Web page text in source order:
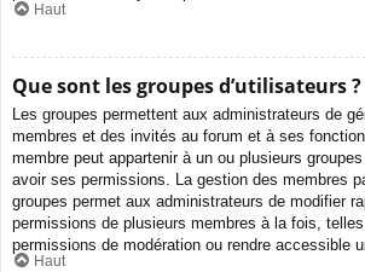
Haut
Que sont les groupes d’utilisateurs ?
Les groupes permettent aux administrateurs de
membres et des invités au forum et à ses
membre peut appartenir à un ou plusieurs
avoir ses permissions. La gestion des membres
groupes permet aux administrateurs de modifier
permissions de plusieurs membres à la fois, telles
permissions de modération ou rendre accessible
Haut